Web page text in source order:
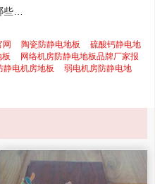
网 陶瓷防静电地板
硫酸钙静电地
板
网络机房防静电地板品牌厂家报
静电机房地板
弱电机房防静电地